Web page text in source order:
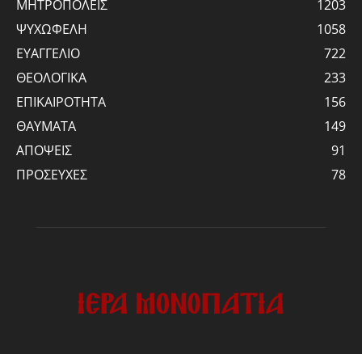
ΜΗΤΡΟΠΟΛΕΙΣ
1203
ΨΥΧΩΦΕΛΗ
1058
ΕΥΑΓΓΕΛΙΟ
722
ΘΕΟΛΟΓΙΚΑ
233
ΕΠΙΚΑΙΡΟΤΗΤΑ
156
ΘΑΥΜΑΤΑ
149
ΑΠΟΨΕΙΣ
91
ΠΡΟΣΕΥΧΕΣ
78